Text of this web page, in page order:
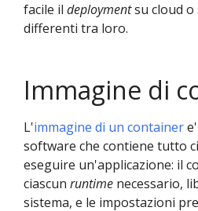
facile il deploymentsu cloud o
differenti tra loro.
Immagine di
L'immagine di un container
software che contiene tutto
eseguire un'applicazione: il
ciascun runtime necessario,
sistema, e le impostazioni